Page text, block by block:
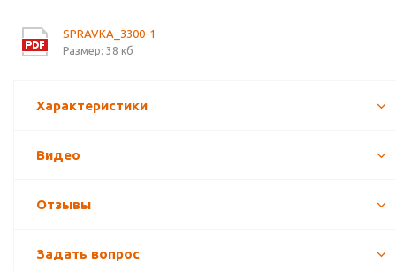
SPRAVKA_3300-1
Размер: 38 кб
Характеристики
Видео
Отзывы
Задать вопрос